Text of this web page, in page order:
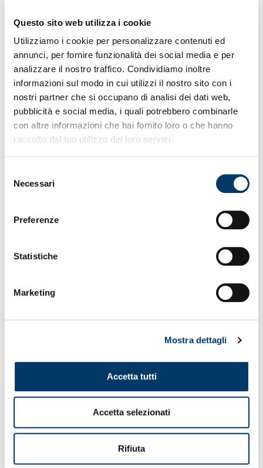
Questo sito web utilizza i cookie
Utilizziamo i cookie per personalizzare contenuti ed
annunci, per fornire funzionalità dei social media e per
analizzare il nostro traffico. Condividiamo inoltre
informazioni sul modo in cui utilizzi il nostro sito con i
nostri partner che si occupano di analisi dei dati web,
pubblicità e social media, i quali potrebbero combinarle
con altre informazioni che hai fornito loro o che hanno
raccolto dal tuo utilizzo dei loro servizi.
delNecessari
Preferenze
Statistiche
Marketing
Mostra dettagli
Accetta tutti
Accetta selezionati
Rifiuta
Signorini
• Attenzioni puntate a ultima di campionato al Luigi
Ferraris
• Martedì saranno ufficiali data e orario sfida con
Atalanta
biglietti
• Torna a disposizione Thorsby dopo il turno di
squalifica
• Martedì data di compleanno sia di Messias che di
Primavera 1
40 PUNTI E 13° POSTO AL SICURO
Un giorno di pausa prima di ributtarsi a capofitto sul lavoro,
per puntare al massimo nel commiato a Marassi con
l’Atalanta e ricevere l’abbraccio festoso dei tifosi. Vieira ha
centro sportivo, preceduta dal pranzo in club-house e
dall’aggiornamento delle condizioni dei convalescenti. Per